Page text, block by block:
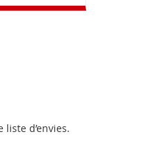
liste d’envies.